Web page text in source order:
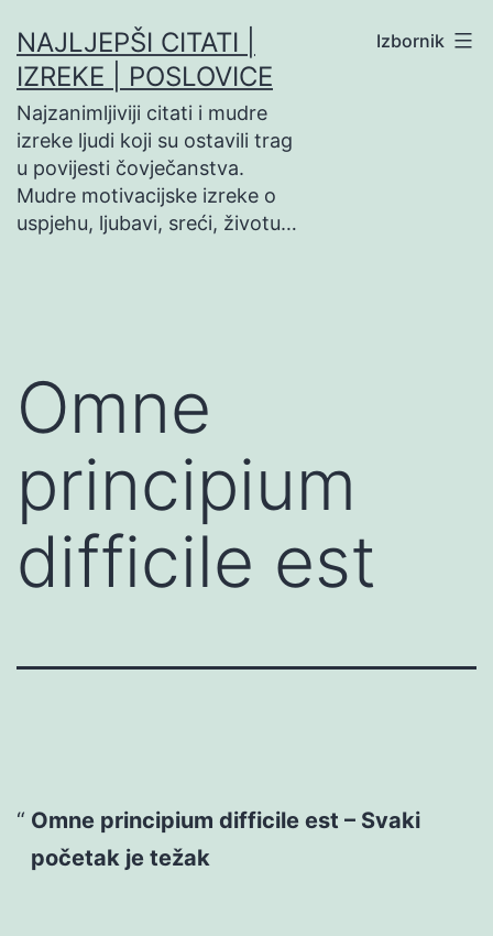
na
sadržaj
NAJLJEPŠI CITATI |
IZREKE | POSLOVICE
Najzanimljiviji citati i mudre
izreke ljudi koji su ostavili trag
u povijesti čovječanstva.
Mudre motivacijske izreke o
uspjehu, ljubavi, sreći, životu…
Izbornik
Omne
principium
difficile est
Omne principium difficile est – Svaki
početak je težak